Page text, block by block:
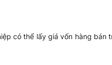
có thể lấy giá vốn hàng bán